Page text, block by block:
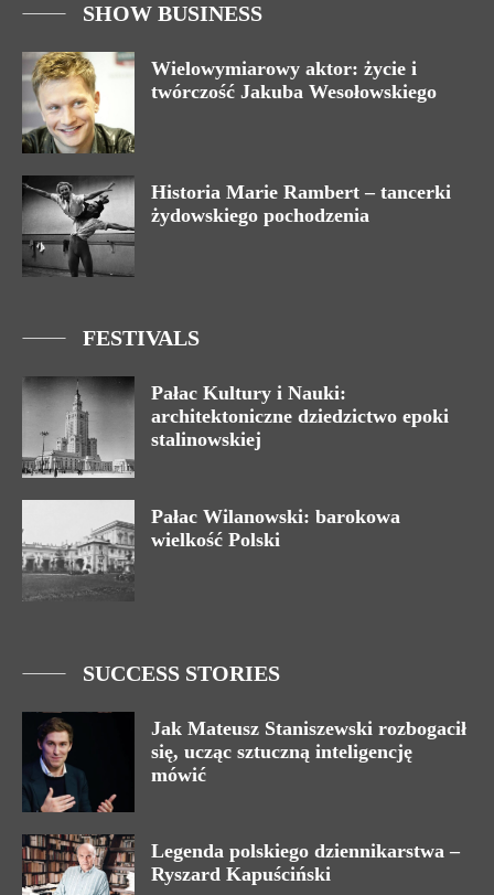
SHOW BUSINESS
Wielowymiarowy aktor: życie i
twórczość Jakuba Wesołowskiego
Historia Marie Rambert – tancerki
żydowskiego pochodzenia
FESTIVALS
Pałac Kultury i Nauki:
architektoniczne dziedzictwo epoki
stalinowskiej
Pałac Wilanowski: barokowa
wielkość Polski
SUCCESS STORIES
Jak Mateusz Staniszewski rozbogacił
się, ucząc sztuczną inteligencję
mówić
Legenda polskiego dziennikarstwa –
Ryszard Kapuściński